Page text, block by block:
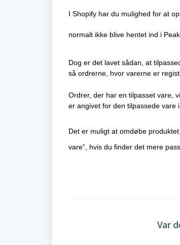
I Shopify har du mulighed for at
normalt ikke blive hentet ind i
Dog er det lavet sådan, at
så ordrerne, hvor varerne er
Ordrer, der har en tilpasset vare,
er angivet for den tilpassede vare
Det er muligt at omdøbe
vare”, hvis du finder det mere
Var